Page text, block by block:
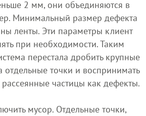
2 мм, они объединяются в
Минимальный размер дефекта
ленты. Эти параметры клиент
при необходимости. Таким
перестала дробить крупные
точки и воспринимать
частицы как дефекты.
мусор. Отдельные точки,